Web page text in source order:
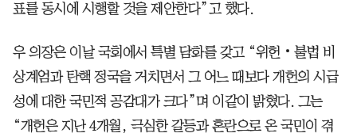
표를 동시에 시행할 것을 제안한다”고 했다.
우 의장은 이날 국회에서 특별 담화를 갖고 “위헌‧불법 비
상계엄과 탄핵 정국을 거치면서 그 어느 때보다 개헌의 시급
성에 대한 국민적 공감대가 크다”며 이같이 밝혔다. 그는
“개헌은 지난 4개월, 극심한 갈등과 혼란으로 온 국민이 겪